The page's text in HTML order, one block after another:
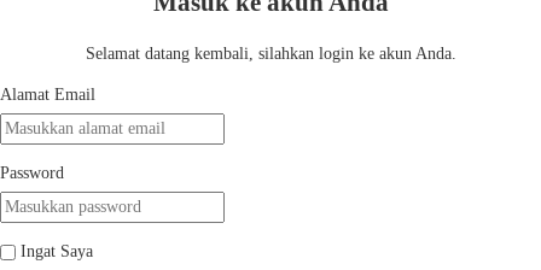
Selamat datang kembali, silahkan login ke akun Anda.
Alamat Email
Password
Ingat Saya